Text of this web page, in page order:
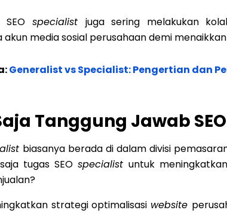
specialist juga sering melakukan
akun media sosial perusahaan demi menaikkan
Generalist vs Specialist: Pengertian dan
Tanggung Jawab
biasanya berada di dalam divisi
tugas SEO specialist untuk meningkatkan
strategi optimalisasi website